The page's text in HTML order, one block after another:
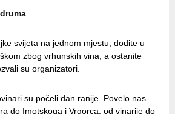
svijeta na jednom mjestu, dođite u
zbog vrhunskih vina, a ostanite
su organizatori.
su počeli dan ranije. Povelo nas
do Imotskoga i Vrgorca, od vinarije do